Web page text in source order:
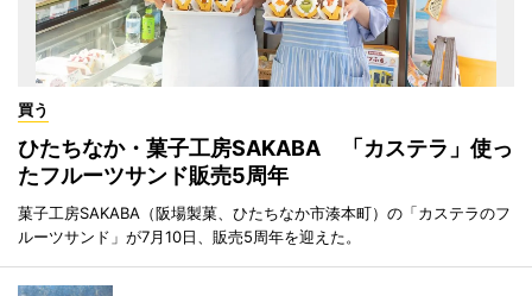
買う
ひたちなか・菓子工房SAKABA 「カステラ」使っ
たフルーツサンド販売5周年
菓子工房SAKABA（阪場製菓、ひたちなか市湊本町）の「カステラのフ
ルーツサンド」が7月10日、販売5周年を迎えた。